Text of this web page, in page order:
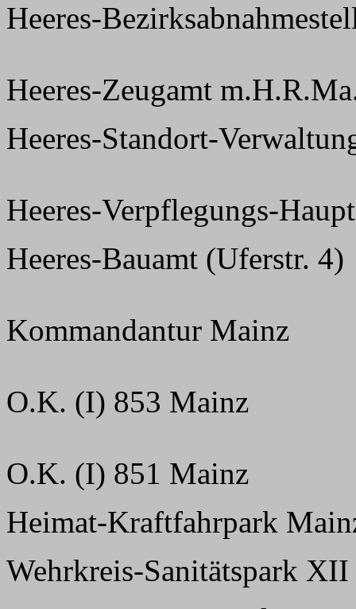
Heeres-
Heeres-Zeugamt
Heeres-Standort-
Heeres-Verpflegungs-
Heeres-Bauamt (Uferstr. 4)
Kommandantur Mainz
O.K. (I) 853 Mainz
O.K. (I) 851 Mainz
Heimat-Kraftfahrpark
Wehrkreis-Sanitätspark